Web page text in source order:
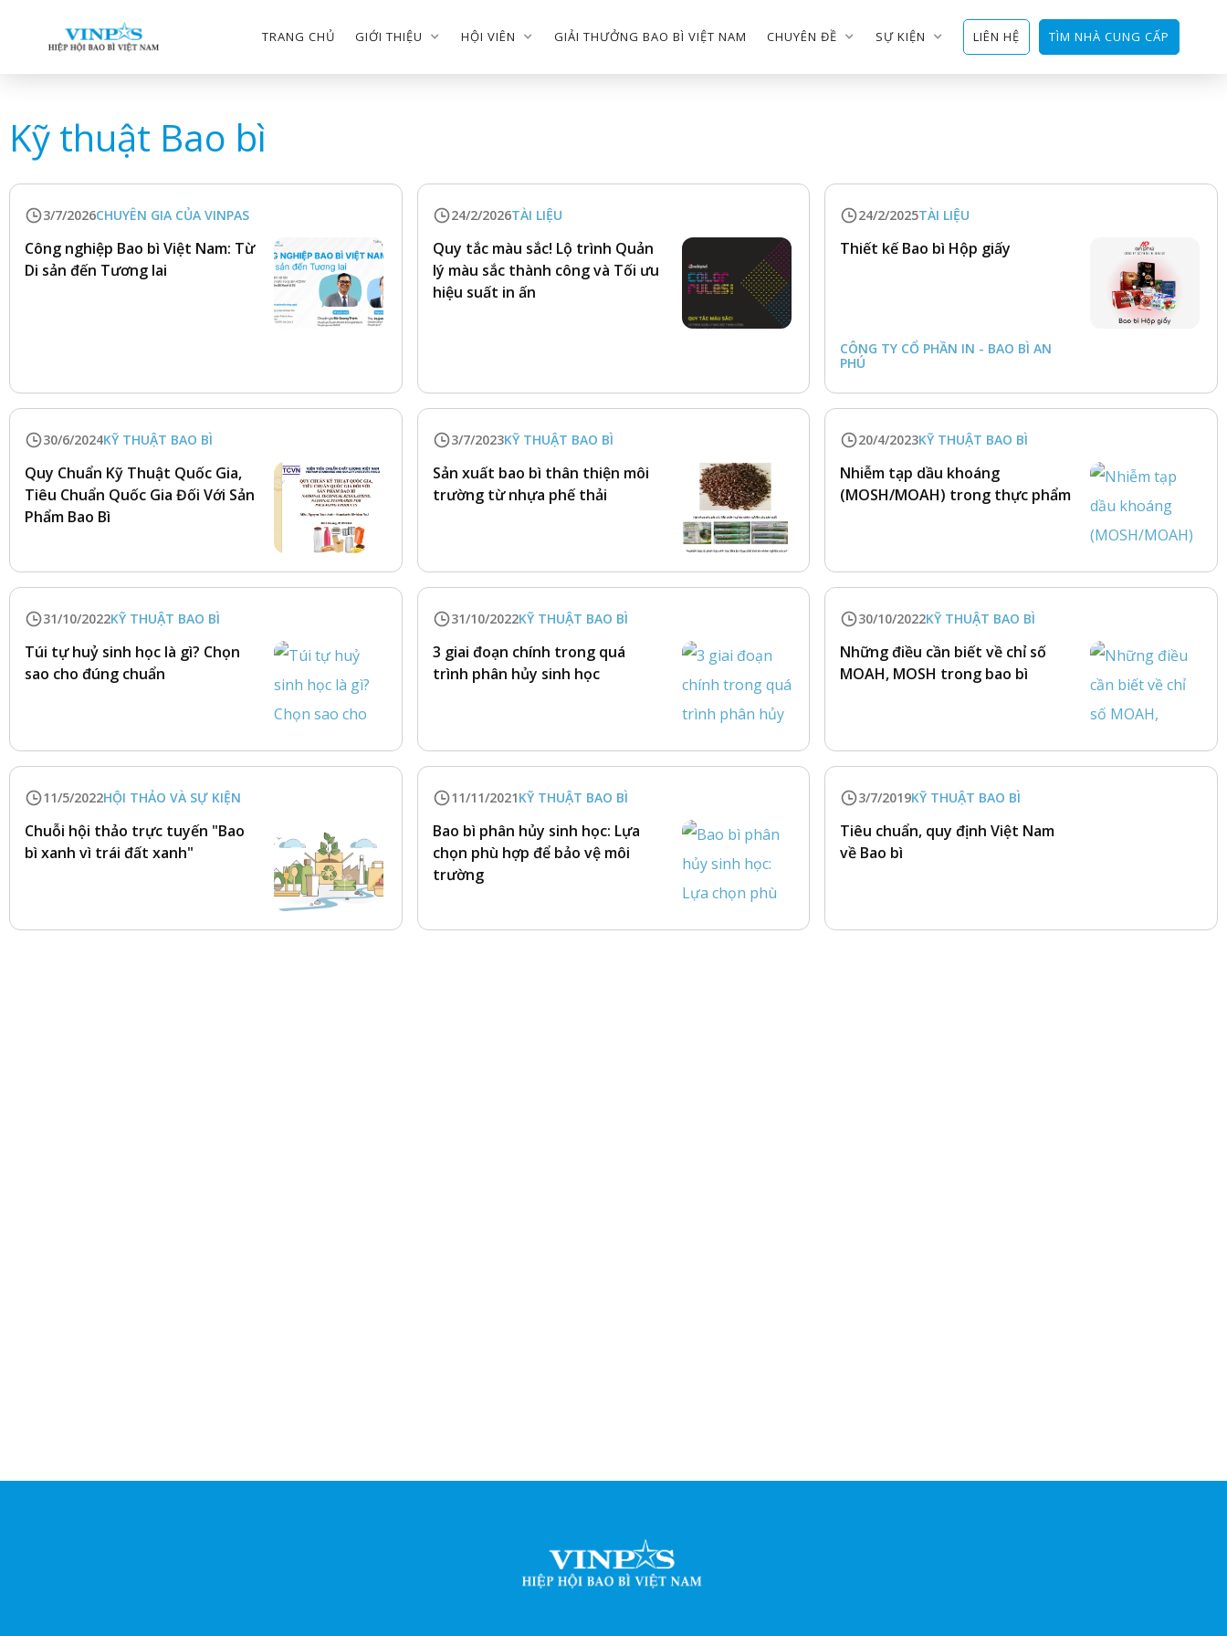
TRANG CHỦ GIỚI THIỆU HỘI VIÊN GIẢI THƯỞNG BAO BÌ VIỆT NAM CHUYÊN ĐỀ SỰ KIỆN LIÊN HỆ TÌM NHÀ CUNG CẤP
Kỹ thuật Bao bì
3/7/2026CHUYÊN GIA CỦA VINPAS
Công nghiệp Bao bì Việt Nam: Từ
Di sản đến Tương lai
24/2/2026TÀI LIỆU
Quy tắc màu sắc! Lộ trình Quản
lý màu sắc thành công và Tối ưu
hiệu suất in ấn
24/2/2025TÀI LIỆU
Thiết kế Bao bì Hộp giấy
CÔNG TY CỔ PHẦN IN - BAO BÌ AN
PHÚ
30/6/2024KỸ THUẬT BAO BÌ
Quy Chuẩn Kỹ Thuật Quốc Gia,
Tiêu Chuẩn Quốc Gia Đối Với Sản
Phẩm Bao Bì
3/7/2023KỸ THUẬT BAO BÌ
Sản xuất bao bì thân thiện môi
trường từ nhựa phế thải
20/4/2023KỸ THUẬT BAO BÌ
Nhiễm tạp dầu khoáng
(MOSH/MOAH) trong thực phẩm
31/10/2022KỸ THUẬT BAO BÌ
Túi tự huỷ sinh học là gì? Chọn
sao cho đúng chuẩn
31/10/2022KỸ THUẬT BAO BÌ
3 giai đoạn chính trong quá
trình phân hủy sinh học
30/10/2022KỸ THUẬT BAO BÌ
Những điều cần biết về chỉ số
MOAH, MOSH trong bao bì
11/5/2022HỘI THẢO VÀ SỰ KIỆN
Chuỗi hội thảo trực tuyến "Bao
bì xanh vì trái đất xanh"
11/11/2021KỸ THUẬT BAO BÌ
Bao bì phân hủy sinh học: Lựa
chọn phù hợp để bảo vệ môi
trường
3/7/2019KỸ THUẬT BAO BÌ
Tiêu chuẩn, quy định Việt Nam
về Bao bì